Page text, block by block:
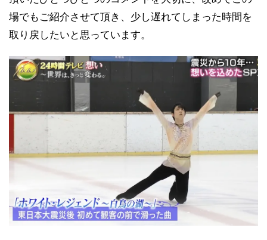
場でもご紹介させて頂き、少し遅れてしまった時間を
取り戻したいと思っています。